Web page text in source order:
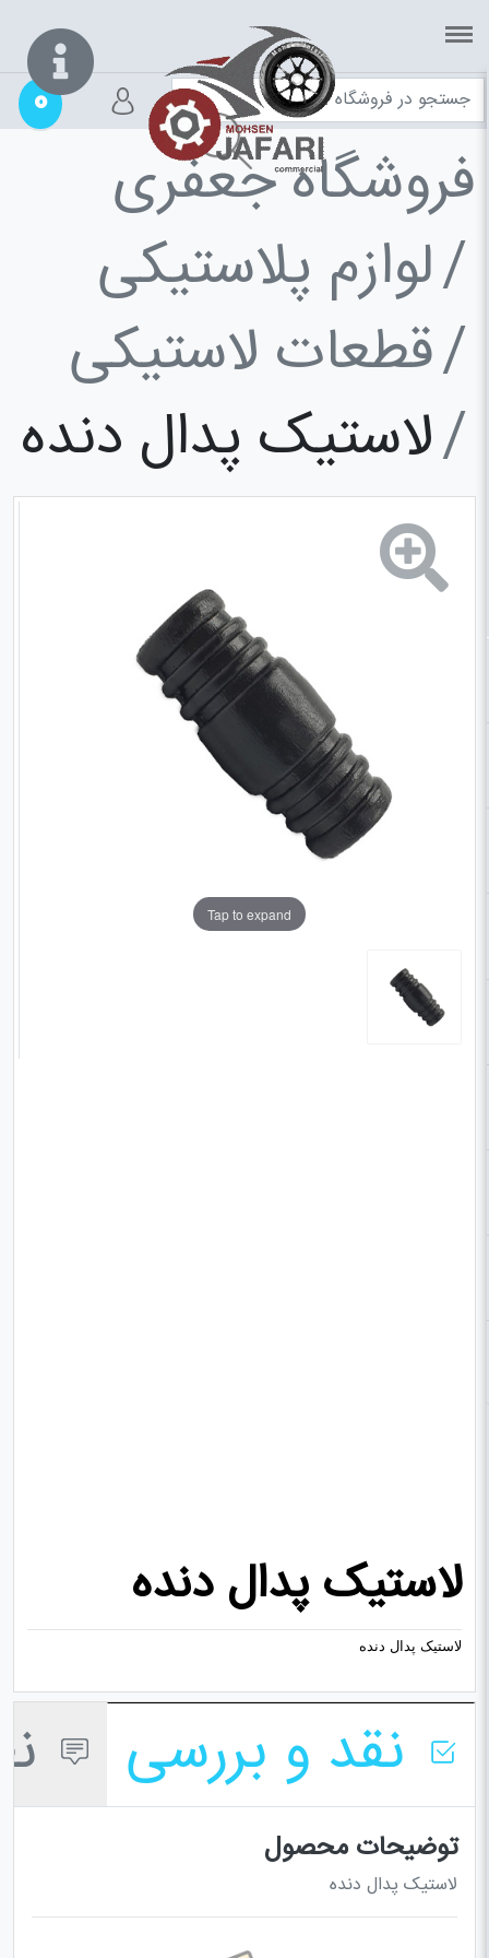
0
فروشگاه جعفری
لوازم پلاستیکی
قطعات لاستیکی
لاستیک پدال دنده
Tap to expand
لاستیک پدال دنده
لاستیک پدال دنده
نقد و بررسی
توضیحات محصول
لاستیک پدال دنده